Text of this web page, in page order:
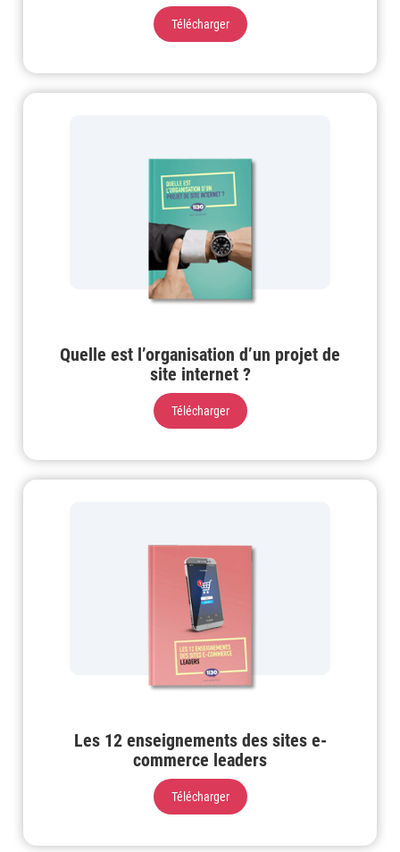
Télécharger
Quelle est l’organisation d’un projet de
site internet ?
Télécharger
Les 12 enseignements des sites e-
commerce leaders
Télécharger